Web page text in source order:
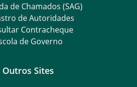
de Chamados (SAG)
de Autoridades
Contracheque
de Governo
Outros Sites